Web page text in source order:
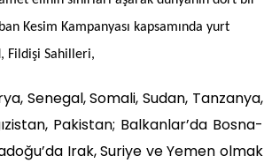
Kesim Kampanyası kapsamında yurt
Fildişi Sahilleri,
Senegal, Somali, Sudan, Tanzanya,
Pakistan; Balkanlar’da Bosna-
Irak, Suriye ve Yemen olmak